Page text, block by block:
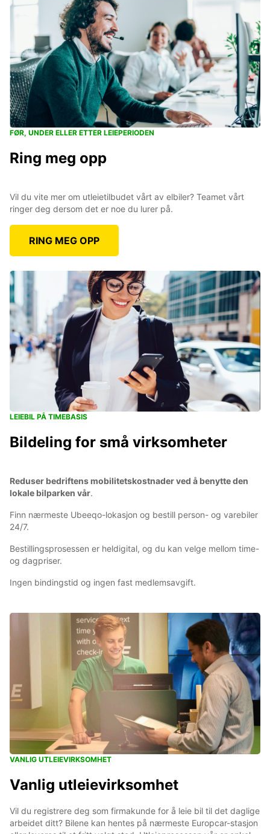
FØR, UNDER ELLER ETTER LEIEPERIODEN
Ring meg opp
Vil du vite mer om utleietilbudet vårt av elbiler? Teamet vårt
ringer deg dersom det er noe du lurer på.
RING MEG OPP
LEIEBIL PÅ TIMEBASIS
Bildeling for små virksomheter
Reduser bedriftens mobilitetskostnader ved å benytte den
lokale bilparken vår.
Finn nærmeste Ubeeqo-lokasjon og bestill person- og varebiler
24/7.
Bestillingsprosessen er heldigital, og du kan velge mellom time-
og dagpriser.
Ingen bindingstid og ingen fast medlemsavgift.
VANLIG UTLEIEVIRKSOMHET
Vanlig utleievirksomhet
Vil du registrere deg som firmakunde for å leie bil til det daglige
arbeidet ditt? Bilene kan hentes på nærmeste Europcar-stasjon